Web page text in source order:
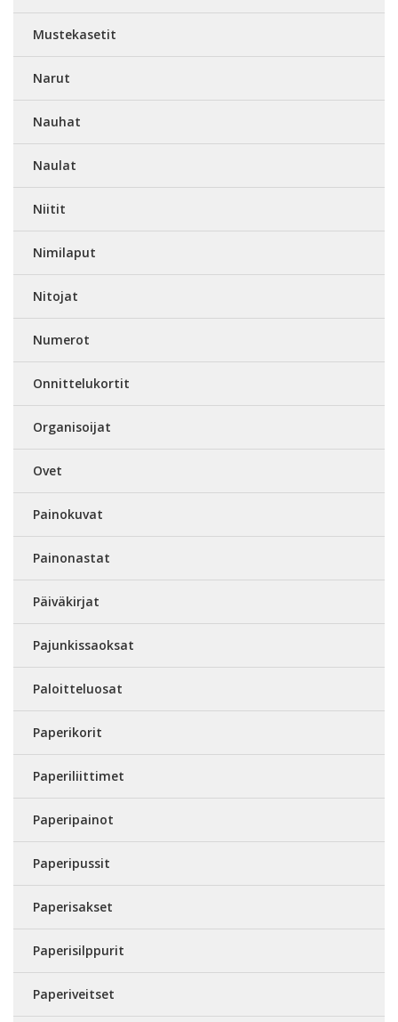
Mustekasetit
Narut
Nauhat
Naulat
Niitit
Nimilaput
Nitojat
Numerot
Onnittelukortit
Organisoijat
Ovet
Painokuvat
Painonastat
Päiväkirjat
Pajunkissaoksat
Paloitteluosat
Paperikorit
Paperiliittimet
Paperipainot
Paperipussit
Paperisakset
Paperisilppurit
Paperiveitset